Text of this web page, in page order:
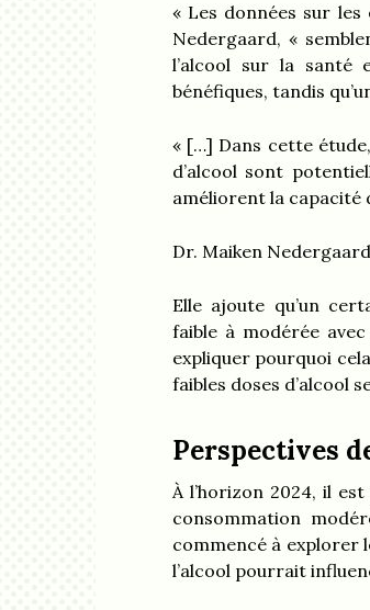
« Les données sur les
Nedergaard, «
l’alcool sur la santé
bénéfiques, tandis
« […] Dans cette
d’alcool sont
améliorent la capacité
Dr. Maiken Nedergaard
Elle ajoute qu’un
faible à modérée
expliquer pourquoi
faibles doses d’alcool
Perspectives
À l’horizon 2024, il
consommation
commencé à explorer
l’alcool pourrait